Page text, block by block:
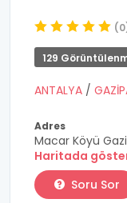
129
ANTALYA /
Adres
Macar Köyü
Haritada
Soru Sor